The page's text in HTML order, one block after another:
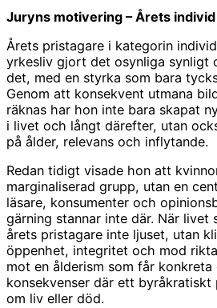
Juryns motivering – Årets individ
Årets pristagare i kategorin
yrkesliv gjort det osynliga synligt
det, med en styrka som bara
Genom att konsekvent utmana
räknas har hon inte bara skapat
i livet och långt därefter, utan
på ålder, relevans och inflytande.
Redan tidigt visade hon att
marginaliserad grupp, utan en
läsare, konsumenter och
gärning stannar inte där. När livet
årets pristagare inte ljuset, utan
öppenhet, integritet och mod
mot en ålderism som får
konsekvenser där ett byråkratiskt
om liv eller död.